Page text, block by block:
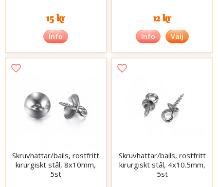
15 kr
Info
12 kr
Info Välj
Skruvhattar/bails, rostfritt
kirurgiskt stål, 8x10mm,
5st
Skruvhattar/bails, rostfritt
kirurgiskt stål, 4x10.5mm,
5st